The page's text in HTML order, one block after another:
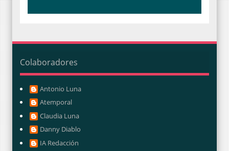
Colaboradores
Antonio Luna
Atemporal
Claudia Luna
Danny Diablo
IA Redacción